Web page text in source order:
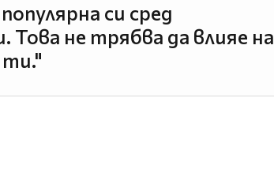
си сред
не трябва да влияе на